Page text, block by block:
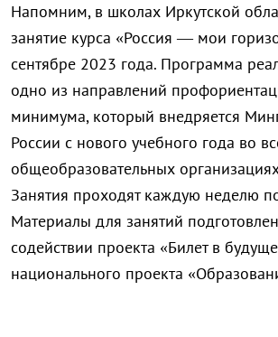
Напомним, в школах Иркутской
занятие курса «Россия — мои
сентябре 2023 года. Программа
одно из направлений
минимума, который внедряется
России с нового учебного года во
общеобразовательных
Занятия проходят каждую неделю
Материалы для занятий
содействии проекта «Билет в
национального проекта